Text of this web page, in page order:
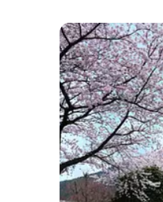
切サウナ施設な
ている片岡温泉「
きるキャンプリゾ